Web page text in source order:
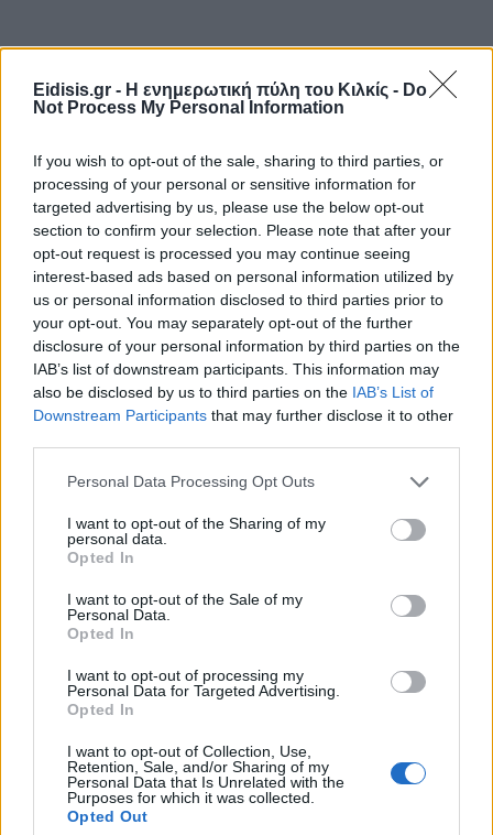
Eidisis.gr - Η ενημερωτική πύλη του Κιλκίς - Do
Not Process My Personal Information
If you wish to opt-out of the sale, sharing to third parties, or
processing of your personal or sensitive information for
targeted advertising by us, please use the below opt-out
section to confirm your selection. Please note that after your
opt-out request is processed you may continue seeing
interest-based ads based on personal information utilized by
us or personal information disclosed to third parties prior to
your opt-out. You may separately opt-out of the further
disclosure of your personal information by third parties on the
IAB’s list of downstream participants. This information may
also be disclosed by us to third parties on the IAB’s List of
Downstream Participants that may further disclose it to other
Personal Data Processing Opt Outs
I want to opt-out of the Sharing of my
personal data.
Opted In
I want to opt-out of the Sale of my
Personal Data.
Opted In
I want to opt-out of processing my
Personal Data for Targeted Advertising.
Opted In
I want to opt-out of Collection, Use,
Retention, Sale, and/or Sharing of my
Personal Data that Is Unrelated with the
Purposes for which it was collected.
Opted Out
Πρωινή